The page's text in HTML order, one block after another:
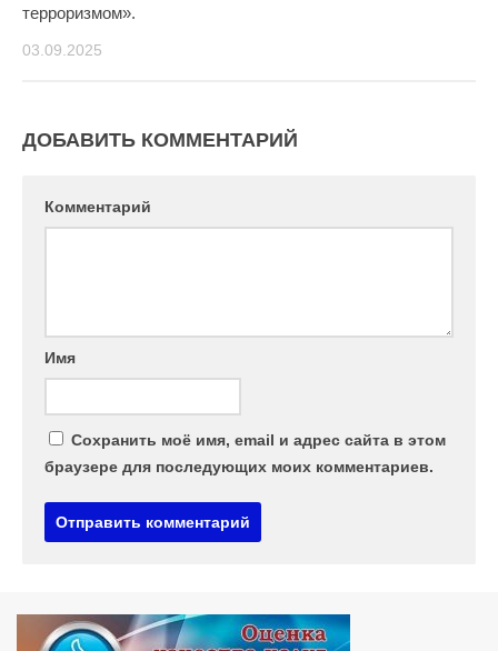
терроризмом».
03.09.2025
ДОБАВИТЬ КОММЕНТАРИЙ
Комментарий
Имя
Сохранить моё имя, email и адрес сайта в этом
браузере для последующих моих комментариев.